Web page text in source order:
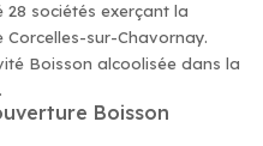
sociétés exerçant la
sur-Chavornay.
Boisson alcoolisée dans la
Boisson